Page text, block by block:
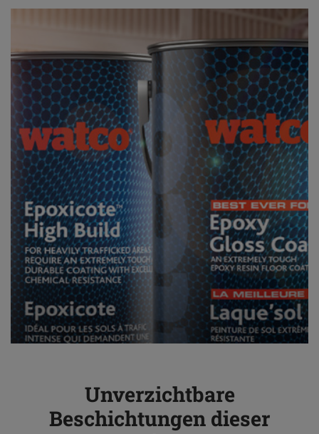
Unverzichtbare
Beschichtungen dieser